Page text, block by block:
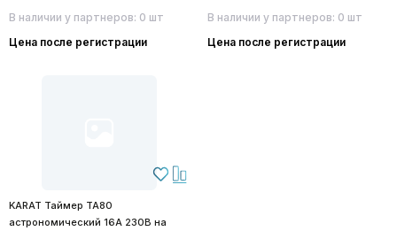
В наличии у партнеров: 0 шт
Цена после регистрации
В наличии у партнеров: 0 шт
Цена после регистрации
KARAT Таймер ТА80
астрономический 16А 230В на